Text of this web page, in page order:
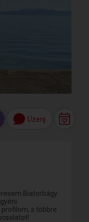
Üzenj
Biatorbágy
s többre